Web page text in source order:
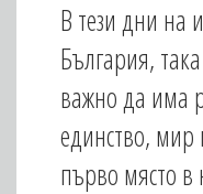
В тези дни на
България,
важно да има
единство, мир
първо място